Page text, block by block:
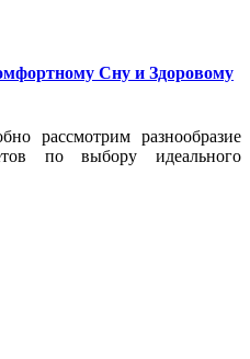
Сну и Здоровому
рассмотрим разнообразие
по выбору идеального